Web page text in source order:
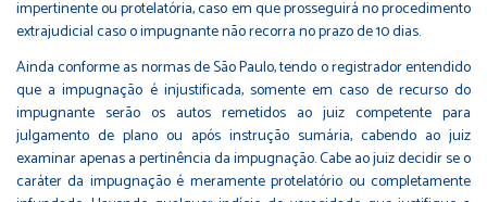
impertinente ou protelatória, caso em que prosseguirá no procedimento
extrajudicial caso o impugnante não recorra no prazo de 10 dias.
Ainda conforme as normas de São Paulo, tendo o registrador entendido
que a impugnação é injustificada, somente em caso de recurso do
impugnante serão os autos remetidos ao juiz competente para
julgamento de plano ou após instrução sumária, cabendo ao juiz
examinar apenas a pertinência da impugnação. Cabe ao juiz decidir se o
caráter da impugnação é meramente protelatório ou completamente